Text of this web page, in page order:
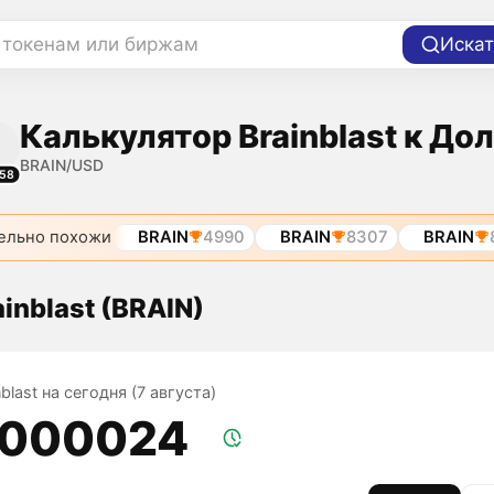
или биржам
Калькулятор Brainblast к
BRAIN/USD
похожи BRAIN 4990 BRAIN 8307 BRAIN
(BRAIN)
на сегодня (7 августа)